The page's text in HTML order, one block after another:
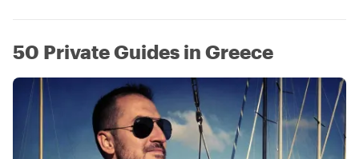
50 Private Guides in Greece